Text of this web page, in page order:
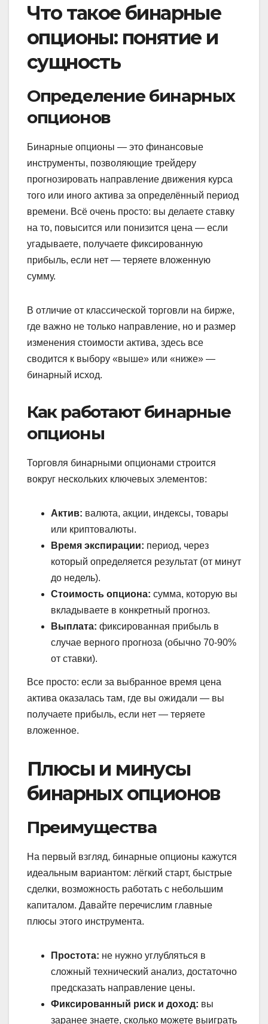
Что такое бинарные
опционы: понятие и
сущность
Определение бинарных
опционов
Бинарные опционы — это финансовые
инструменты, позволяющие трейдеру
прогнозировать направление движения курса
того или иного актива за определённый период
времени. Всё очень просто: вы делаете ставку
на то, повысится или понизится цена — если
угадываете, получаете фиксированную
прибыль, если нет — теряете вложенную
сумму.
В отличие от классической торговли на бирже,
где важно не только направление, но и размер
изменения стоимости актива, здесь все
сводится к выбору «выше» или «ниже» —
бинарный исход.
Как работают бинарные
опционы
Торговля бинарными опционами строится
вокруг нескольких ключевых элементов:
Актив: валюта, акции, индексы, товары
или криптовалюты.
Время экспирации: период, через
который определяется результат (от минут
до недель).
Стоимость опциона: сумма, которую вы
вкладываете в конкретный прогноз.
Выплата: фиксированная прибыль в
случае верного прогноза (обычно 70-90%
от ставки).
Все просто: если за выбранное время цена
актива оказалась там, где вы ожидали — вы
получаете прибыль, если нет — теряете
вложенное.
Плюсы и минусы
бинарных опционов
Преимущества
На первый взгляд, бинарные опционы кажутся
идеальным вариантом: лёгкий старт, быстрые
сделки, возможность работать с небольшим
капиталом. Давайте перечислим главные
плюсы этого инструмента.
Простота: не нужно углубляться в
сложный технический анализ, достаточно
предсказать направление цены.
Фиксированный риск и доход: вы
заранее знаете, сколько можете выиграть